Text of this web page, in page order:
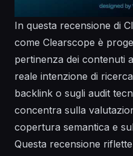
In questa recensione di
come Clearscope è
pertinenza dei contenuti
reale intenzione di
backlink o sugli audit
concentra sulla
copertura semantica e
Questa recensione